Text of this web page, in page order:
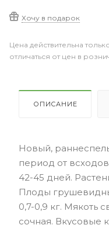
Хочу в подарок
Цена действительна
отличаться от цен в
ОПИСАНИЕ
Новый,
период от
42-45 дней.
Плоды
0,7-0,9 кг. Мякоть
сочная. Вкусовые